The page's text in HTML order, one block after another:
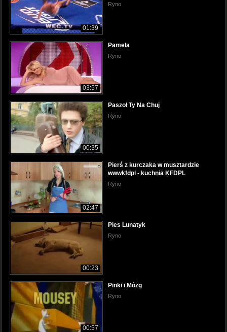
01:39
Ryno
03:57
Pamela
Ryno
00:35
Paszoł Ty Na Chuj
Ryno
02:47
Pierś z kurczaka w musztardzie
wwwkfdpl - kuchnia KFDPL
Ryno
00:23
Pies Lunatyk
Ryno
00:57
Pinki i Mózg
Ryno